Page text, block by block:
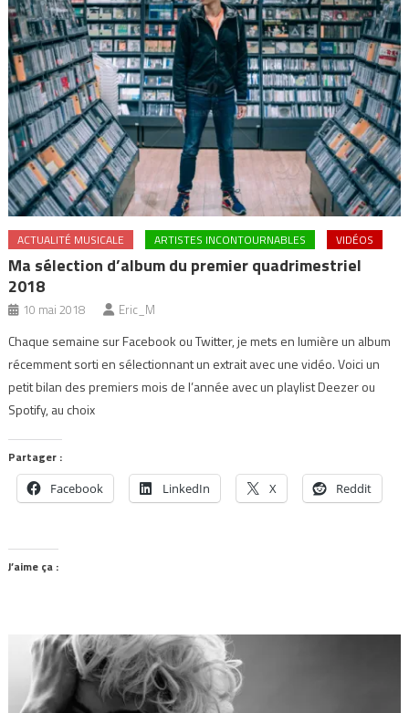
ACTUALITÉ MUSICALE ARTISTES INCONTOURNABLES VIDÉOS
Ma sélection d’album du premier quadrimestriel
2018
10 mai 2018 Eric_M
Chaque semaine sur Facebook ou Twitter, je mets en lumière un album
récemment sorti en sélectionnant un extrait avec une vidéo. Voici un
petit bilan des premiers mois de l’année avec un playlist Deezer ou
Spotify, au choix
Partager :
Facebook LinkedIn X Reddit
J’aime ça :